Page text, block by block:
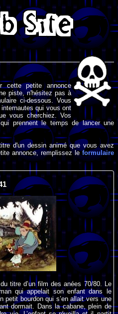
cette petite annonce
piste, n'hésitez pas à
ci-dessous. Vous
qui vous ont
vous cherchiez. Vos
prennent le temps de lancer une
d'un dessin animé que vous avez
annonce, remplissez leformulaire
titre d’un film des anées 70/80. Le
qui appelait son enfant dans le
bourdon qui s’en allait vers une
dormait. Dans la cabane, plein de